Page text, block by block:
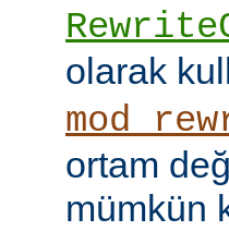
olarak
ortam
mümkün